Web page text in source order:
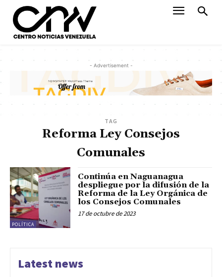
- Advertisement -
TAG
Reforma Ley Consejos
Comunales
POLÍTICA
Continúa en Naguanagua
despliegue por la difusión de la
Reforma de la Ley Orgánica de
los Consejos Comunales
17 de octubre de 2023
Latest news